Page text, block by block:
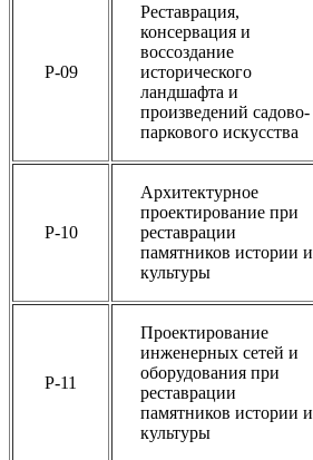
Р-09
Реставрация,
консервация и
воссоздание
исторического
ландшафта и
произведений садово-
паркового искусства
Р-10
Архитектурное
проектирование при
реставрации
памятников истории и
культуры
Р-11
Проектирование
инженерных сетей и
оборудования при
реставрации
памятников истории и
культуры